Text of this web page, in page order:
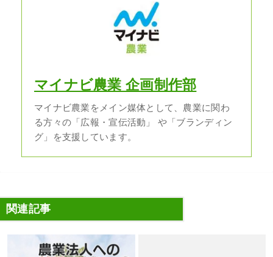
マイナビ農業 企画制作部
マイナビ農業をメイン媒体として、農業に関わ
る方々の「広報・宣伝活動」 や「ブランディン
グ」を支援しています。
関連記事